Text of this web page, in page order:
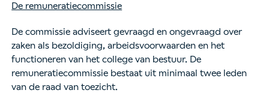
De remuneratiecommissie
De commissie adviseert gevraagd en ongevraagd over
zaken als bezoldiging, arbeidsvoorwaarden en het
functioneren van het college van bestuur. De
remuneratiecommissie bestaat uit minimaal twee leden
van de raad van toezicht.